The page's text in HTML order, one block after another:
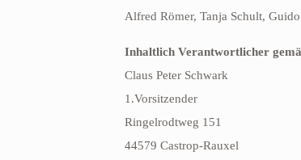
Alfred Römer, Tanja Schult,
Inhaltlich Verantwortlicher
Claus Peter Schwark
1.Vorsitzender
Ringelrodtweg 151
44579 Castrop-Rauxel